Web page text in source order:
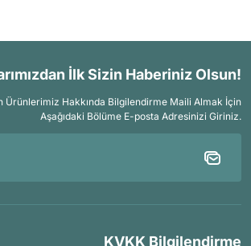
İlk Sizin Haberiniz Olsun!
Ürünlerimiz Hakkında Bilgilendirme Maili Almak İçin
Aşağıdaki Bölüme E-posta Adresinizi Giriniz.
KVKK Bilgilendirme